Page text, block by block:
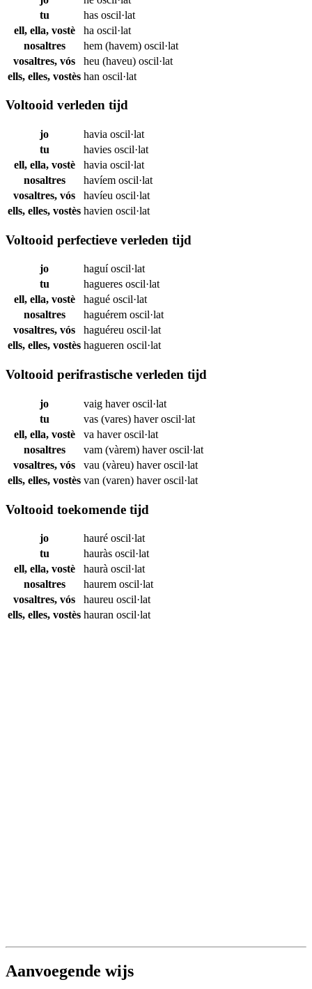
tu
has oscil·lat
ell, ella, vostè
ha oscil·lat
nosaltres
hem (havem) oscil·lat
vosaltres, vós
heu (haveu) oscil·lat
ells, elles, vostès han oscil·lat
Voltooid verleden tijd
jo havia oscil·lat
tu
havies oscil·lat
ell, ella, vostè
havia oscil·lat
nosaltres
havíem oscil·lat
vosaltres, vós
havíeu oscil·lat
ells, elles, vostès havien oscil·lat
Voltooid perfectieve verleden tijd
jo haguíoscil·lat
tu
hagueres oscil·lat
ell, ella, vostè
hagué oscil·lat
nosaltres
haguérem oscil·lat
vosaltres, vós
haguéreu oscil·lat
ells, elles, vostès hagueren oscil·lat
Voltooid perifrastische verleden tijd
jo vaig haveroscil·lat
tu
vas (vares) haveroscil·lat
ell, ella, vostè
va haveroscil·lat
nosaltres
vam (vàrem) haveroscil·lat
vosaltres, vós
vau (vàreu) haveroscil·lat
ells, elles, vostès van (varen) haveroscil·lat
Voltooid toekomende tijd
jo hauré oscil·lat
tu
hauràs oscil·lat
ell, ella, vostè
haurà oscil·lat
nosaltres
haurem oscil·lat
vosaltres, vós
haureu oscil·lat
ells, elles, vostès hauran oscil·lat
Aanvoegende wijs